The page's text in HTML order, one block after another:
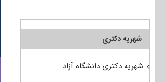
شهریه دکتری
شهریه دکتری دانشگاه آزاد